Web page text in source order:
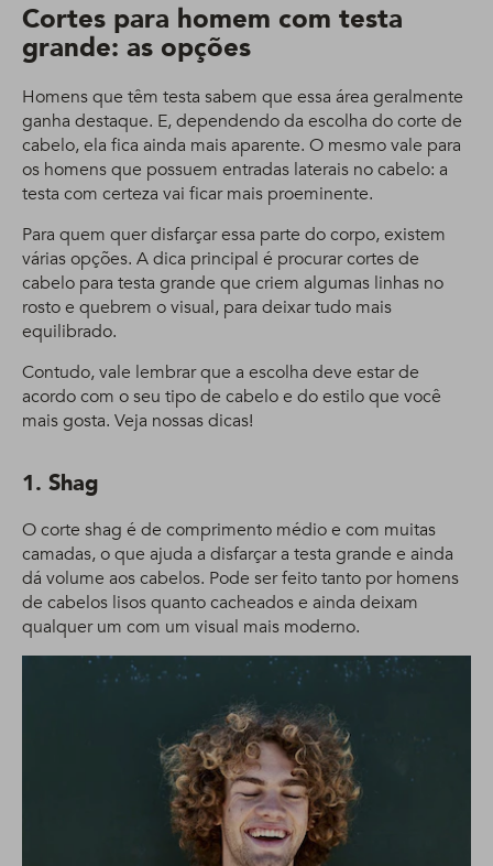
Cortes para homem com testa
grande: as opções
Homens que têm testa sabem que essa área geralmente
ganha destaque. E, dependendo da escolha do corte de
cabelo, ela fica ainda mais aparente. O mesmo vale para
os homens que possuem entradas laterais no cabelo: a
testa com certeza vai ficar mais proeminente.
Para quem quer disfarçar essa parte do corpo, existem
várias opções. A dica principal é procurar cortes de
cabelo para testa grande que criem algumas linhas no
rosto e quebrem o visual, para deixar tudo mais
equilibrado.
Contudo, vale lembrar que a escolha deve estar de
acordo com o seu tipo de cabelo e do estilo que você
mais gosta. Veja nossas dicas!
1. Shag
O corte shag é de comprimento médio e com muitas
camadas, o que ajuda a disfarçar a testa grande e ainda
dá volume aos cabelos. Pode ser feito tanto por homens
de cabelos lisos quanto cacheados e ainda deixam
qualquer um com um visual mais moderno.